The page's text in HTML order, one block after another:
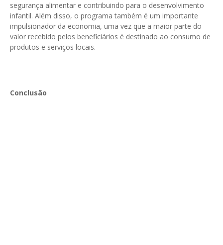
segurança alimentar e contribuindo para o desenvolvimento
infantil. Além disso, o programa também é um importante
impulsionador da economia, uma vez que a maior parte do
valor recebido pelos beneficiários é destinado ao consumo de
produtos e serviços locais.
Conclusão